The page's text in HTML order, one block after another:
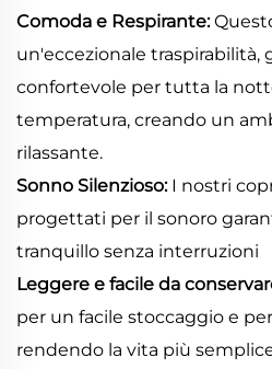
Comoda e Respirante:
un'eccezionale traspirabilità,
confortevole per tutta la
temperatura, creando un
rilassante.
Sonno Silenzioso: I nostri
progettati per il sonoro
tranquillo senza interruzioni
Leggere e facile da
per un facile stoccaggio e
rendendo la vita più